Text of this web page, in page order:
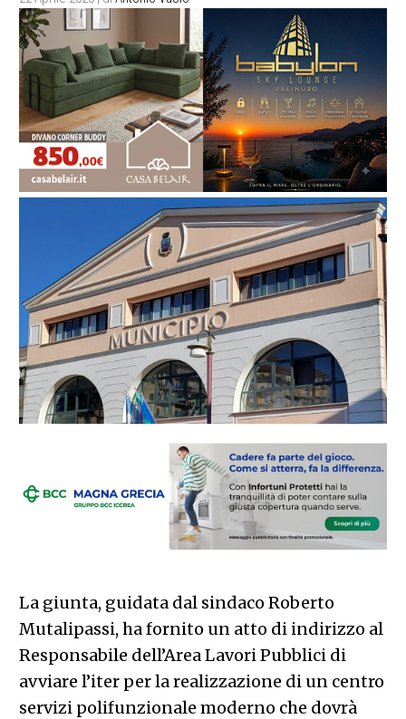
La giunta, guidata dal sindaco Roberto
Mutalipassi, ha fornito un atto di indirizzo al
Responsabile dell’Area Lavori Pubblici di
avviare l’iter per la realizzazione di un centro
servizi polifunzionale moderno che dovrà